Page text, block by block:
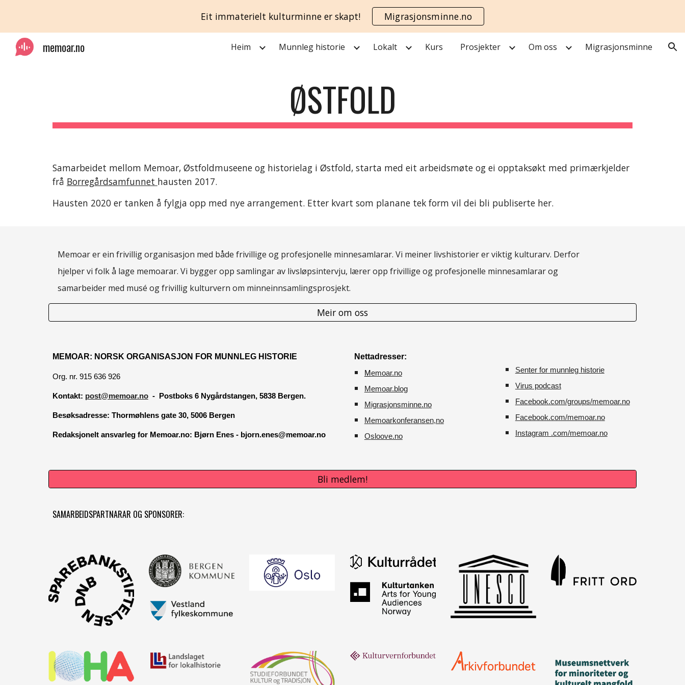
Skip to main content Skip to navigation
Eit immaterielt kulturminne er skapt! Migrasjonsminne.no
memoar.no Heim Munnleg historie Lokalt Kurs Prosjekter Om oss Migrasjonsminne
ØSTFOLD
Samarbeidet mellom Memoar, Østfoldmuseene og historielag i Østfold, starta med eit arbeidsmøte og ei opptaksøkt med primærkjelder
frå Borregårdsamfunnet hausten 2017.
Hausten 2020 er tanken å fylgja opp med nye arrangement. Etter kvart som planane tek form vil dei bli publiserte her.
Memoar er ein frivillig organisasjon med både frivillige og profesjonelle minnesamlarar. Vi meiner livshistorier er viktig kulturarv. Derfor
hjelper vi folk å lage memoarar. Vi bygger opp samlingar av livsløpsintervju, lærer opp frivillige og profesjonelle minnesamlarar og
samarbeider med musé og frivillig kulturvern om minneinnsamlingsprosjekt.
Meir om oss
MEMOAR: NORSK ORGANISASJON FOR MUNNLEG HISTORIE
Org. nr. 915 636 926
Kontakt: post@memoar.no- Postboks 6 Nygårdstangen, 5838 Bergen.
Besøksadresse: Thormøhlens gate 30, 5006 Bergen
Redaksjonelt ansvarleg for Memoar.no: Bjørn Enes - bjorn.enes@memoar.no
Nettadresser:
Memoar.no
Memoar.blog
M igrasjonsminne.no
Memoarkonferansen,no
Osloove.no
Senter for munnleg historie
Virus podcast
Facebook.com/groups/memoar.no
Facebook.com/memoar.no
Instagram .com/memoar.no
Bli medlem!
SAMARBEIDSPARTNARAR OG SPONSORER: